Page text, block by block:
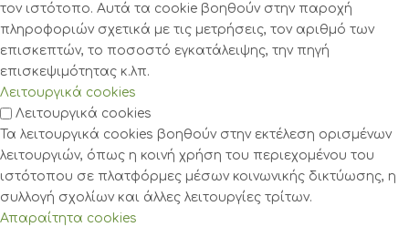
τον ιστότοπο. Αυτά τα cookie βοηθούν στην παροχή
πληροφοριών σχετικά με τις μετρήσεις, τον αριθμό των
επισκεπτών, το ποσοστό εγκατάλειψης, την πηγή
επισκεψιμότητας κ.λπ.
Λειτουργικά cookies
Λειτουργικά cookies
Τα λειτουργικά cookies βοηθούν στην εκτέλεση ορισμένων
λειτουργιών, όπως η κοινή χρήση του περιεχομένου του
ιστότοπου σε πλατφόρμες μέσων κοινωνικής δικτύωσης, η
συλλογή σχολίων και άλλες λειτουργίες τρίτων.
Απαραίτητα cookies